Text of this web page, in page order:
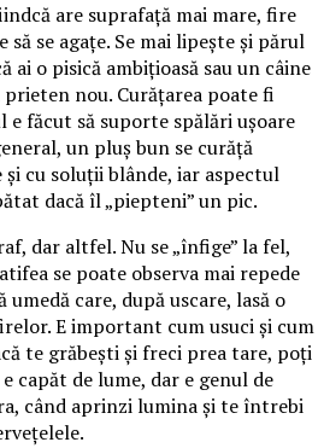
are suprafață mai mare, fire
să se agațe. Se mai lipește și părul
ai o pisică ambițioasă sau un câine
nou. Curățarea poate fi
e făcut să suporte spălări ușoare
un pluș bun se curăță
cu soluții blânde, iar aspectul
dacă îl „piepteni” un pic.
dar altfel. Nu se „înfige” la fel,
se poate observa mai repede
umedă care, după uscare, lasă o
E important cum usuci și cum
te grăbești și freci prea tare, poți
capăt de lume, dar e genul de
când aprinzi lumina și te întrebi